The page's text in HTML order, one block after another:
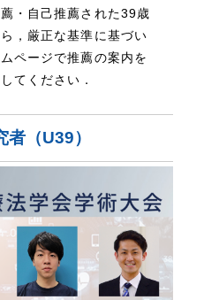
・自己推薦された39歳
，厳正な基準に基づい
ページで推薦の案内を
てください．
（U39）